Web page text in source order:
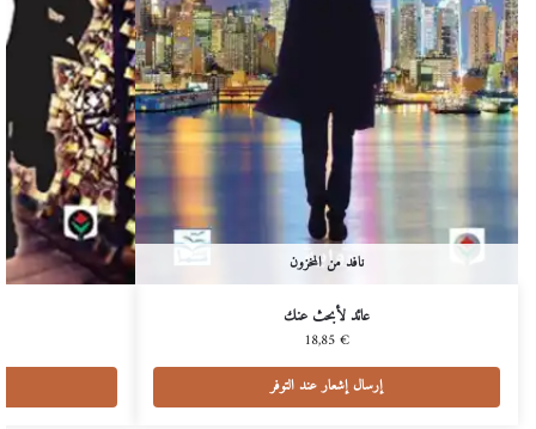
نافد من المخزون
عائد لأبحث عنك
18,85€
إرسال إشعار عند التوفر